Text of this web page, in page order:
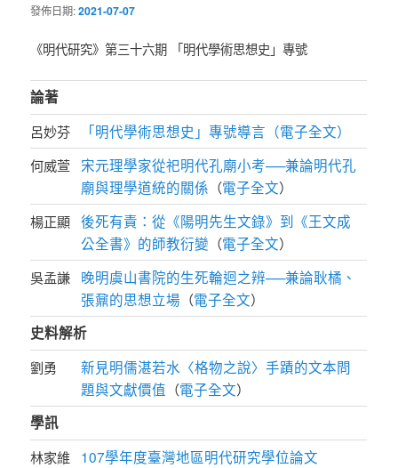
發佈日期:2021-07-07
《明代研究》第三十六期 「明代學術思想史」專號
論著
呂妙芬 「明代學術思想史」專號導言（電子全文）
何威萱
宋元理學家從祀明代孔廟小考──兼論明代孔
廟與理學道統的關係 （電子全文）
楊正顯 後死有責：從《陽明先生文錄》到《王文成
公全書》的師教衍變 （電子全文）
吳孟謙
晚明虞山書院的生死輪迴之辨──兼論耿橘、
張鼐的思想立場 （電子全文）
史料解析
劉勇
新見明儒湛若水〈格物之說〉手蹟的文本問
題與文獻價值 （電子全文）
學訊
林家維 107學年度臺灣地區明代研究學位論文